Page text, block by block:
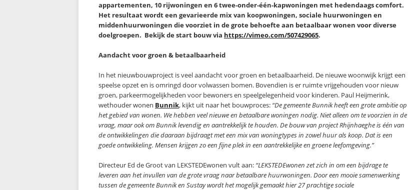
appartementen, 10 rijwoningen en 6 twee-onder-één-kapwoningen met hedendaags comfort.
Het resultaat wordt een gevarieerde mix van koopwoningen, sociale huurwoningen en
middenhuurwoningen die voorziet in de grote behoefte aan betaalbaar wonen voor diverse
doelgroepen. Bekijk de start bouw via https://vimeo.com/507429065.
Aandacht voor groen & betaalbaarheid
In het nieuwbouwproject is veel aandacht voor groen en betaalbaarheid. De nieuwe woonwijk krijgt een
speelse opzet en is omringd door volwassen bomen. Bovendien is er ruimte vrijgehouden voor nieuw
groen, parkeermogelijkheden voor bewoners en speelgelegenheid voor kinderen. Paul Heijmerink,
wethouder wonen Bunnik, kijkt uit naar het bouwproces: “De gemeente Bunnik heeft een grote ambitie op
het gebied van wonen. We hebben veel nieuwe en betaalbare woningen nodig. Niet alleen om te voorzien in de
vraag, maar ook om Bunnik levendig en aantrekkelijk te houden. De bouw van project Rhijnhaeghe is één van
de ontwikkelingen die daaraan bijdraagt met een mix van woningtypes in zowel huur als koop. Dat is een
goede ontwikkeling. Mensen krijgen zo een fijne plek in een aantrekkelijke en groene leefomgeving.”
Directeur Ed de Groot van LEKSTEDEwonen vult aan: “LEKSTEDEwonen zet zich in om een bijdrage te
leveren aan het invullen van de grote vraag naar betaalbare huurwoningen. Door een mooie samenwerking
tussen de gemeente Bunnik en Sustay wordt het mogelijk gemaakt hier 27 prachtige sociale